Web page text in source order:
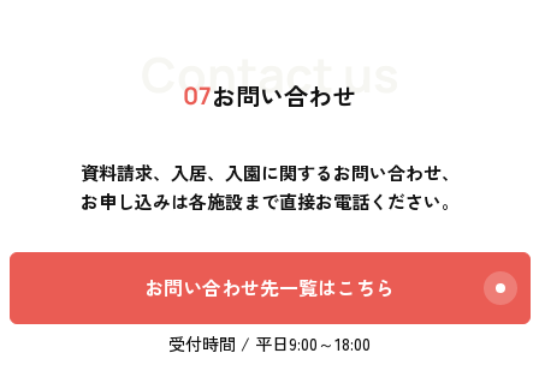
Contact us
07お問い合わせ
資料請求、入居、入園に関するお問い合わせ、
お申し込みは各施設まで直接お電話ください。
お問い合わせ先一覧はこちら
受付時間 / 平日9:00～18:00